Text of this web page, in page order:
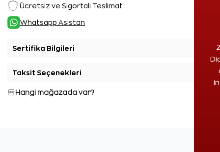
Ücretsiz ve Sigortalı Teslimat
Whatsapp Asistan
Sertifika Bilgileri
Taksit Seçenekleri
Hangi mağazada var?